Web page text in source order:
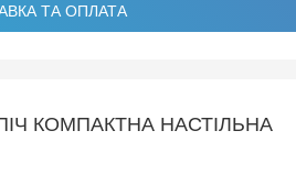
ТА ОПЛАТА
КОМПАКТНА НАСТІЛЬНА